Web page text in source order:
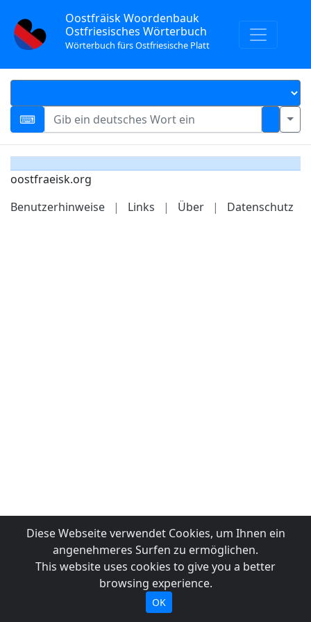
Oostfräisk Woordenbauk
Ostfriesisches Wörterbuch
Wörterbuch fürs Ostfriesische Platt
oostfraeisk.org
Benutzerhinweise
| Links | Über | Datenschutz
Diese Webseite verwendet Cookies, um Ihnen ein
angenehmeres Surfen zu ermöglichen.
This website uses cookies to give you a better
browsing experience.
OK